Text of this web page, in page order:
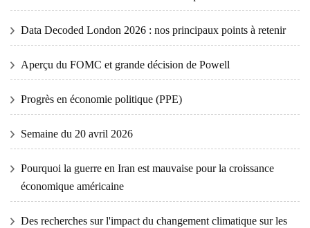
Data Decoded London 2026 : nos principaux points à retenir
Aperçu du FOMC et grande décision de Powell
Progrès en économie politique (PPE)
Semaine du 20 avril 2026
Pourquoi la guerre en Iran est mauvaise pour la croissance
économique américaine
Des recherches sur l'impact du changement climatique sur les